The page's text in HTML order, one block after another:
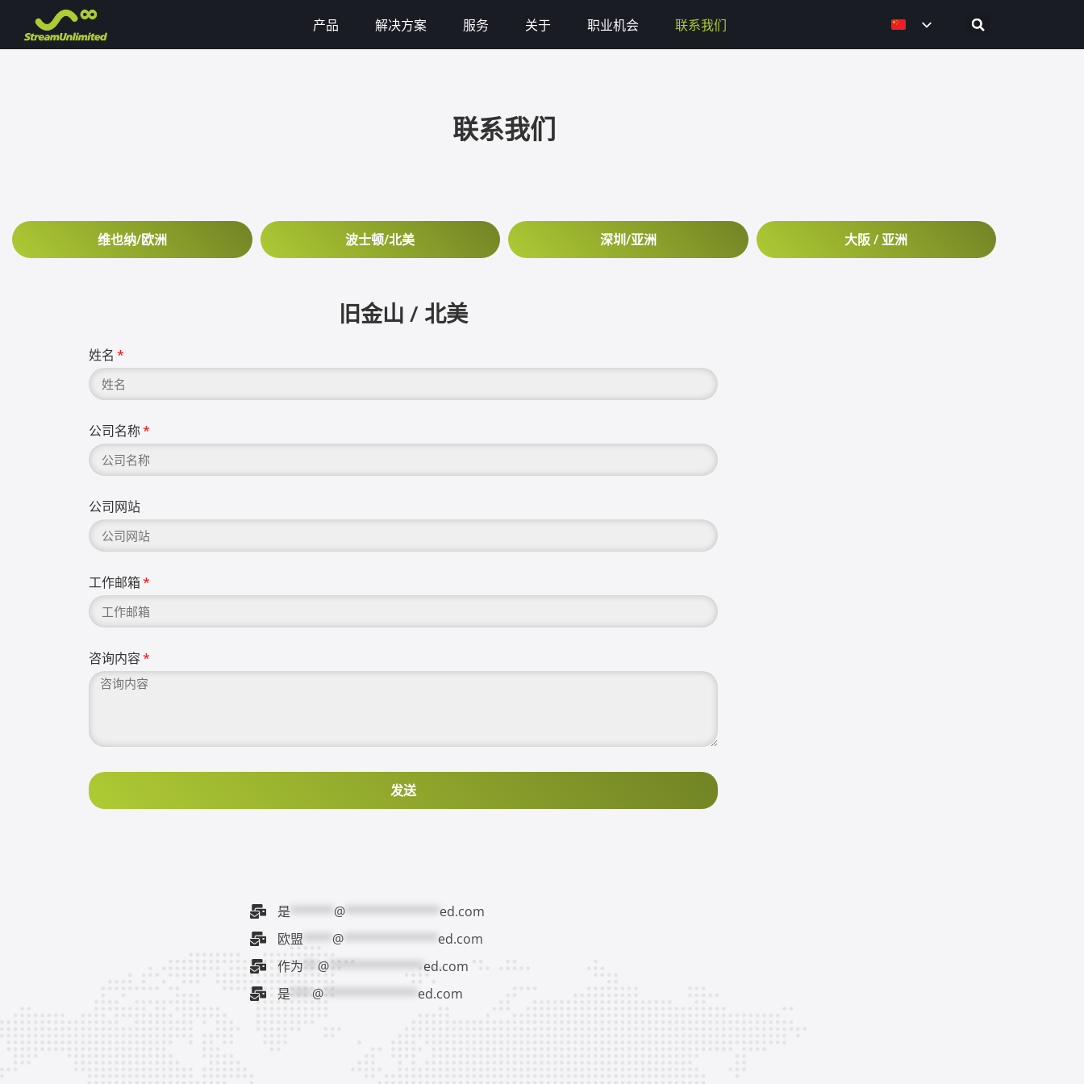
产品 解决方案 服务 关于 职业机会 联系我们
联系我们
维也纳/欧洲 波士顿/北美 深圳/亚洲 大阪 / 亚洲
旧金山 / 北美
姓名
公司名称
公司网站
工作邮箱
咨询内容
发送
是 @
ed.com
欧盟
@
ed.com
作为** @*************ed.com
是***@************* ed.com